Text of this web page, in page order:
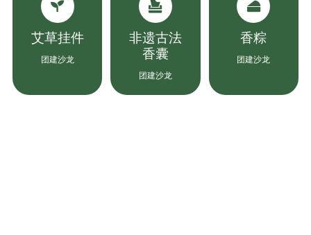
艾草挂件
团建沙龙
非遗古法
香囊
团建沙龙
香粽
团建沙龙